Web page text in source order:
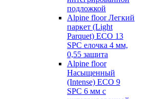
подложкой
Alpine floor Легкий
паркет (Light
Parquet) ECO 13
SPC елочка 4 мм,
0,55 защита
Alpine floor
Насыщенный
(Intense) ECO 9
SPC 6 мм с